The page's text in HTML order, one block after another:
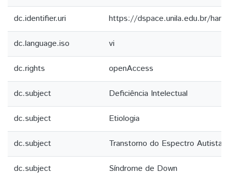
dc.identifier.uri https://dspace.unila.edu.br/
dc.language.iso vi
dc.rights openAccess
dc.subject Deficiência Intelectual
dc.subject Etiologia
dc.subject Transtorno do Espectro Autista
dc.subject Síndrome de Down